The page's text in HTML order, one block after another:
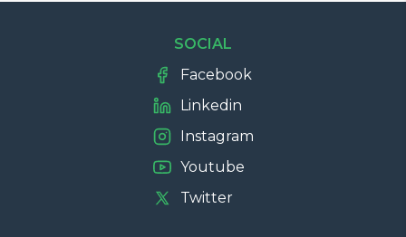
SOCIAL
Facebook
Linkedin
Instagram
Youtube
Twitter